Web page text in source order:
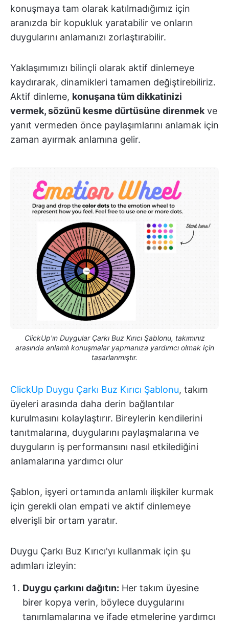
konuşmaya tam olarak katılmadığımız için
aranızda bir kopukluk yaratabilir ve onların
duygularını anlamanızı zorlaştırabilir.
Yaklaşımımızı bilinçli olarak aktif dinlemeye
kaydırarak, dinamikleri tamamen değiştirebiliriz.
Aktif dinleme, konuşana tüm dikkatinizi
vermek, sözünü kesme dürtüsüne direnmek ve
yanıt vermeden önce paylaşımlarını anlamak için
zaman ayırmak anlamına gelir.
ClickUp'ın Duygular Çarkı Buz Kırıcı Şablonu, takımınız
arasında anlamlı konuşmalar yapmanıza yardımcı olmak için
tasarlanmıştır.
ClickUp Duygu Çarkı Buz Kırıcı Şablonu, takım
üyeleri arasında daha derin bağlantılar
kurulmasını kolaylaştırır. Bireylerin kendilerini
tanıtmalarına, duygularını paylaşmalarına ve
duyguların iş performansını nasıl etkilediğini
anlamalarına yardımcı olur
Şablon, işyeri ortamında anlamlı ilişkiler kurmak
için gerekli olan empati ve aktif dinlemeye
elverişli bir ortam yaratır.
Duygu Çarkı Buz Kırıcı'yı kullanmak için şu
adımları izleyin:
Duygu çarkını dağıtın: Her takım üyesine
birer kopya verin, böylece duygularını
tanımlamalarına ve ifade etmelerine yardımcı